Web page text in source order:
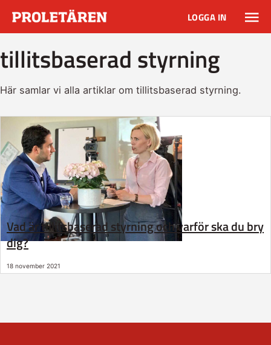
LOGGA IN
tillitsbaserad styrning
Här samlar vi alla artiklar om tillitsbaserad styrning.
Vad är tillitsbaserad styrning och varför ska du bry
dig?
18 november 2021